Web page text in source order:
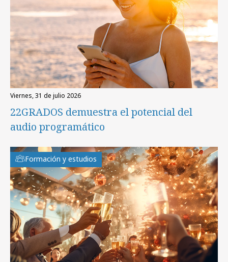
viernes, 31 de julio 2026
22GRADOS demuestra el potencial del
audio programático
Formación y estudios